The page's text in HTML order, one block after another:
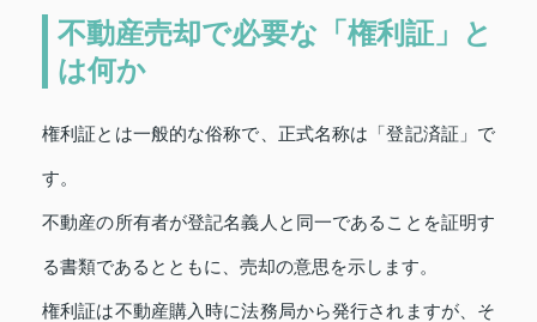
不動産売却で必要な「権利証」と
は何か
権利証とは一般的な俗称で、正式名称は「登記済証」で
す。
不動産の所有者が登記名義人と同一であることを証明す
る書類であるとともに、売却の意思を示します。
権利証は不動産購入時に法務局から発行されますが、そ